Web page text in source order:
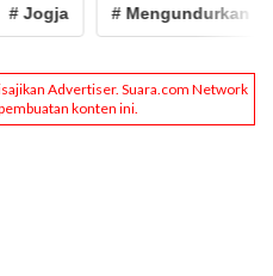
# Jogja # Mengundurkan Diri